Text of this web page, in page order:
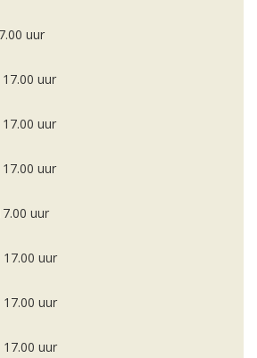
uur
uur
uur
uur
uur
uur
uur
uur